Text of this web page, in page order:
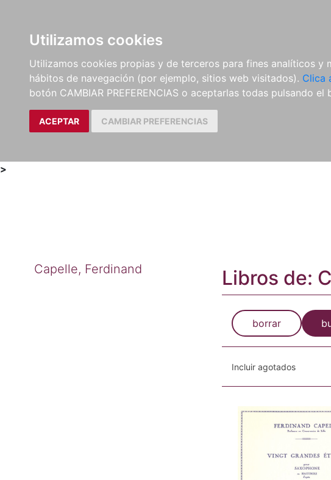
Utilizamos cookies
Utilizamos cookies propias y de terceros para fines analíticos
hábitos de navegación (por ejemplo, sitios web visitados). Clica
botón CAMBIAR PREFERENCIAS o aceptarlas todas pulsando el
ACEPTAR CAMBIAR PREFERENCIAS
LIBROS
MÉTODOS Y
EJERCICIOS
PARTITURAS Y EDICIONES
CRÍTICAS
>
Capelle, Ferdinand Libros de:
borrar
Incluir agotados